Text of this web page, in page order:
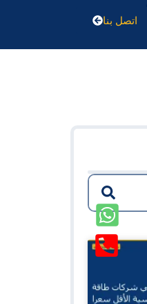
اتصل بنا